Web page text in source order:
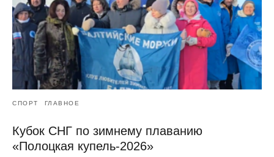
СПОРТ ГЛАВНОЕ
Кубок СНГ по зимнему плаванию
«Полоцкая купель-2026»